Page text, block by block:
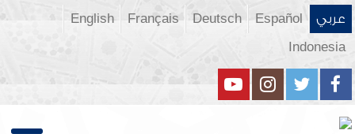
عربي Español
Deutsch
Français
English
Indonesia